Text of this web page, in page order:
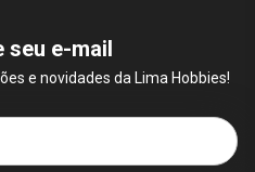
seu e-mail
e novidades da Lima Hobbies!